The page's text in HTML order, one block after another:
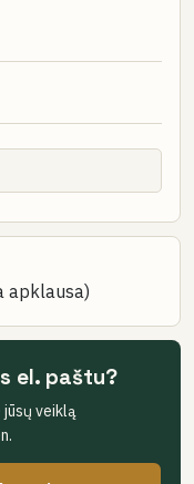
apklausa)
el. paštu?
veiklą